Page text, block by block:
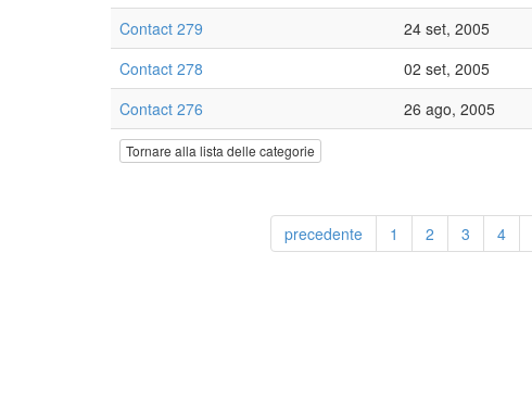
Contact 279
24 set, 2005
Contact 278
02 set, 2005
Contact 276
26 ago, 2005
Tornare alla lista delle categorie
precedente 1 2 3 4